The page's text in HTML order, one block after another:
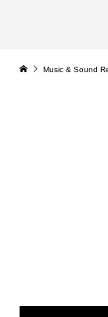
Music & Sound